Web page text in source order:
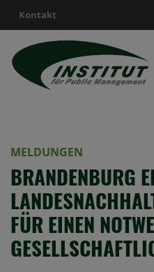
Kontakt
Suche nach:
MELDUNGEN
BRANDENBURG
FÜR EINEN